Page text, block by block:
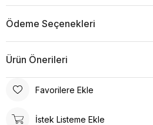
Ödeme Seçenekleri
Ürün Önerileri
Favorilere Ekle
İstek Listeme Ekle